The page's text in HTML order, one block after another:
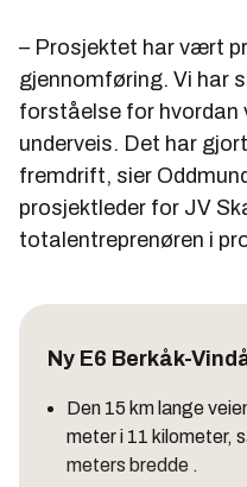
– Prosjektet har vært
gjennomføring. Vi har
forståelse for hvordan
underveis. Det har
fremdrift, sier
prosjektleder for JV
totalentreprenøren i
Ny E6 Berkåk-
Den 15 km lange
meter i 11 kilometer,
meters bredde .